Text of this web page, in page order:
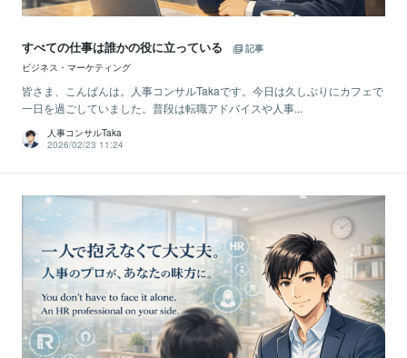
すべての仕事は誰かの役に立っている
記事
ビジネス・マーケティング
皆さま、こんばんは。人事コンサルTakaです。今日は久しぶりにカフェで
一日を過ごしていました。普段は転職アドバイスや人事...
人事コンサルTaka
2026/02/23 11:24